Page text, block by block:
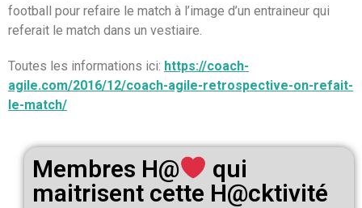
football pour refaire le match à l’image d’un entraineur qui
referait le match dans un vestiaire.
Toutes les informations ici: https://coach-
agile.com/2016/12/coach-agile-retrospective-on-refait-
le-match/
Membres H@
qui
maitrisent cette H@cktivité